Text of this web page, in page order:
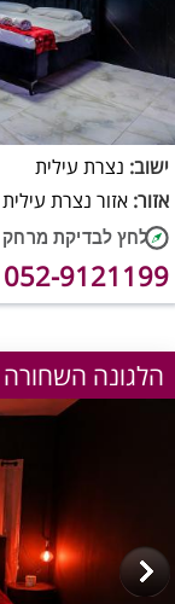
ישוב: נצרת עילית
אזור: אזור נצרת עילית
052-9121199
הלגונה השחורה